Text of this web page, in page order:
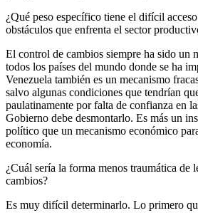
¿Qué peso específico tiene el difícil
obstáculos que enfrenta el sector
El control de cambios siempre ha sido un
todos los países del mundo donde se ha
Venezuela también es un mecanismo
salvo algunas condiciones que tendrían
paulatinamente por falta de confianza en
Gobierno debe desmontarlo. Es más un
político que un mecanismo económico
economía.
¿Cuál sería la forma menos traumática de
cambios?
Es muy difícil determinarlo. Lo primero